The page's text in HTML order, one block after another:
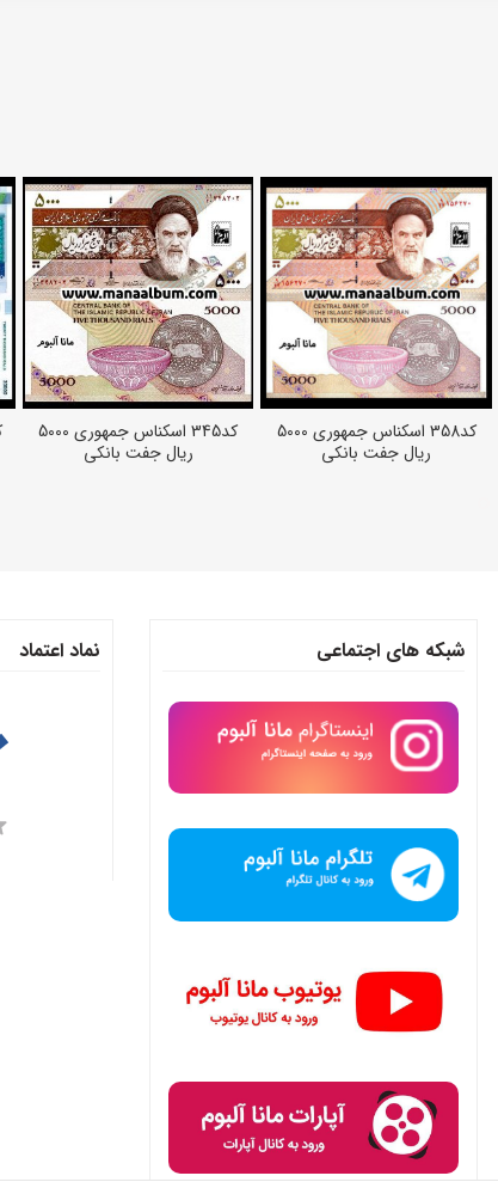
افزودن به سبد خرید کد358 اسکناس جمهوری 5000
ریال جفت بانکی
افزودن به سبد خرید کد345 اسکناس جمهوری 5000
ریال جفت بانکی
شبکه های اجتماعی نماد اعتماد